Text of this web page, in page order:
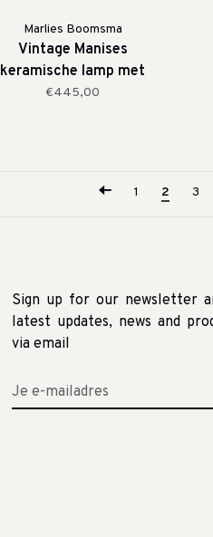
Marlies Boomsma
Vintage Manises
keramische lamp met
handgeschilderd
€445,00
1 2 3
Sign up for our newsletter
latest updates, news and
via email